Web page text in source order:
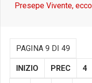
Presepe Vivente,
PAGINA 9 DI 49
INIZIO PREC 4